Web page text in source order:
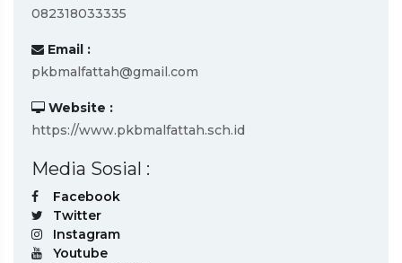
082318033335
Email :
pkbmalfattah@gmail.com
Website :
https://www.pkbmalfattah.sch.id
Media Sosial :
Facebook
Twitter
Instagram
Youtube